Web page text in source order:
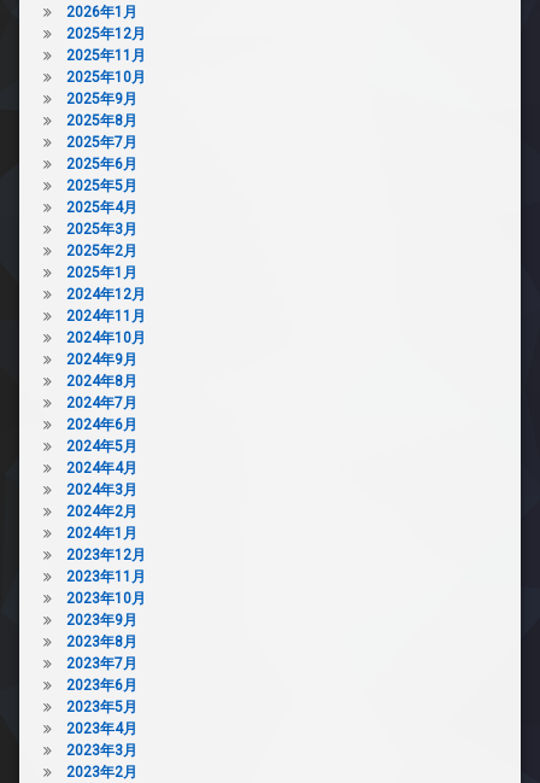
駐
輪
場
ス
敷
地
内
ゴ
ミ
置
き
場
防
犯
カ
メ
ラ
駐
車
場
駐
輪
場
オ
ー
ル
電
化
デ
ザ
イ
ナ
ー
ズ
宅
配
ボ
ッ
ク
ス
敷
地
内
ゴ
ミ
置
き
場
防
犯
カ
メ
ラ
2026年1月
2025年12月
2025年11月
2025年10月
2025年9月
2025年8月
2025年7月
2025年6月
2025年5月
2025年4月
2025年3月
2025年2月
2025年1月
2024年12月
2024年11月
2024年10月
2024年9月
2024年8月
2024年7月
2024年6月
2024年5月
2024年4月
2024年3月
2024年2月
2024年1月
2023年12月
2023年11月
2023年10月
2023年9月
2023年8月
2023年7月
2023年6月
2023年5月
2023年4月
2023年3月
2023年2月